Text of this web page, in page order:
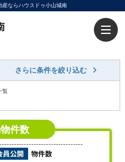
ならハウスドゥ小山城南
さらに条件を絞り込む
覧
件数